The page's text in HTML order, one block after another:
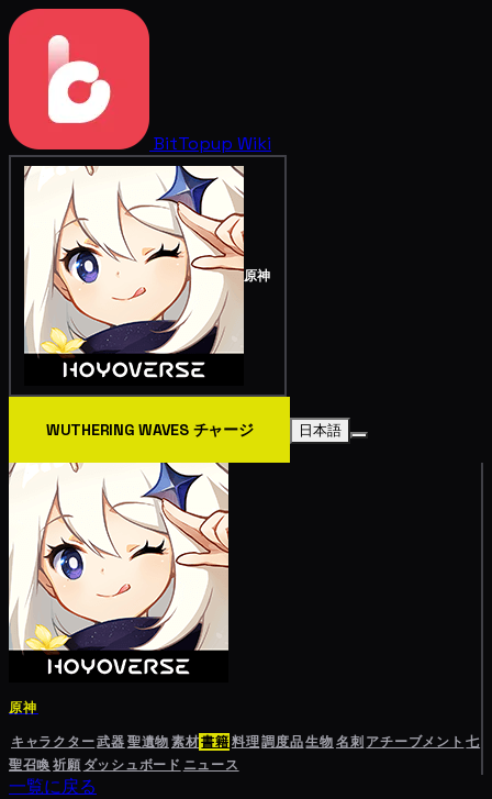
BitTopup Wiki
原神
WUTHERING WAVES チャージ 日本語
原神
キャラクター武器聖遺物素材書籍料理調度品生物名刺 アチーブメント 七
聖召喚祈願 ダッシュボード ニュース
一覧に戻る